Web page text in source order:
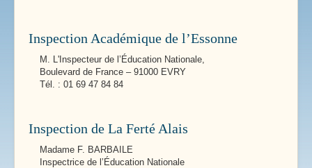
Inspection Académique de l’Essonne
M. L'Inspecteur de l’Éducation Nationale,
Boulevard de France – 91000 EVRY
Tél. : 01 69 47 84 84
Inspection de La Ferté Alais
Madame F. BARBAILE
Inspectrice de l’Éducation Nationale